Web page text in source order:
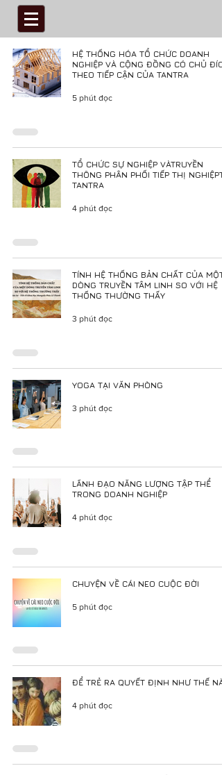
HỆ THỐNG HÓA TỔ CHỨC DOANH
NGHIỆP VÀ CỘNG ĐỒNG CÓ CHỦ
THEO TIẾP CẬN CỦA TANTRA
5 phút đọc
TỔ CHỨC SỰ NGHIỆP VÀTRUYỀN
THÔNG PHÂN PHỐI TIẾP THỊ
TANTRA
4 phút đọc
TÍNH HỆ THỐNG BẢN CHẤT CỦA MỘT
DÒNG TRUYỀN TÂM LINH SO VỚI HỆ
THỐNG THƯỜNG THẤY
3 phút đọc
YOGA TẠI VĂN PHÒNG
3 phút đọc
LÃNH ĐẠO NĂNG LƯỢNG TẬP THỂ
TRONG DOANH NGHIỆP
4 phút đọc
CHUYỆN VỀ CÁI NEO CUỘC ĐỜI
5 phút đọc
ĐỂ TRẺ RA QUYẾT ĐỊNH NHƯ THẾ
4 phút đọc